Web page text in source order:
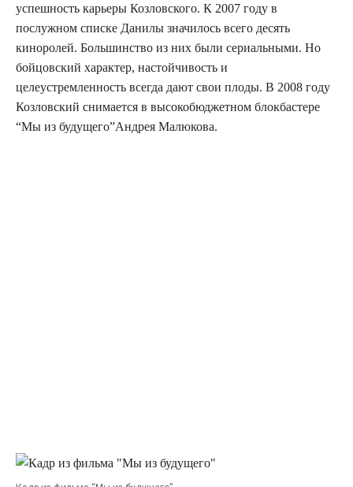
успешность карьеры Козловского. К 2007 году в
послужном списке Данилы значилось всего десять
киноролей. Большинство из них были сериальными. Но
бойцовский характер, настойчивость и
целеустремленность всегда дают свои плоды. В 2008 году
Козловский снимается в высокобюджетном блокбастере
“Мы из будущего”Андрея Малюкова.